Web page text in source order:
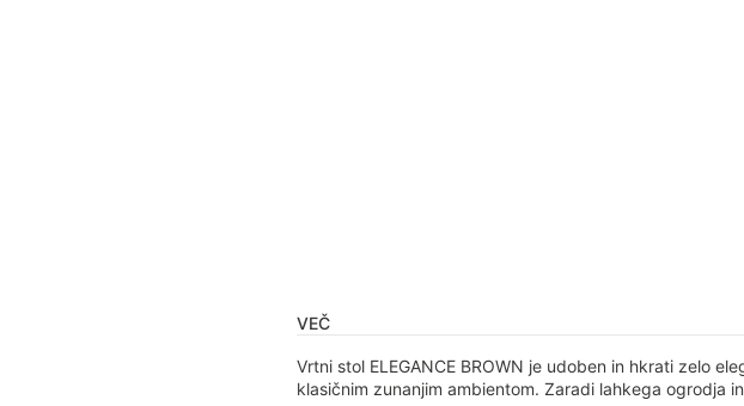
VEČ
Vrtni stol ELEGANCE BROWN je udoben in hkrati zelo
klasičnim zunanjim ambientom. Zaradi lahkega ogrodja